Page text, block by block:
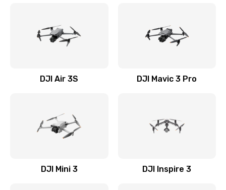
DJI Air 3S DJI Mavic 3 Pro
DJI Mini 3 DJI Inspire 3